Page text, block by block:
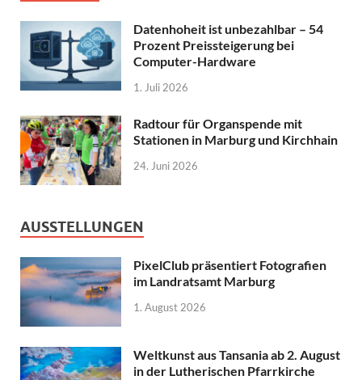
Datenhoheit ist unbezahlbar – 54
Prozent Preissteigerung bei
Computer-Hardware
1. Juli 2026
Radtour für Organspende mit
Stationen in Marburg und Kirchhain
24. Juni 2026
AUSSTELLUNGEN
PixelClub präsentiert Fotografien
im Landratsamt Marburg
1. August 2026
Weltkunst aus Tansania ab 2. August
in der Lutherischen Pfarrkirche